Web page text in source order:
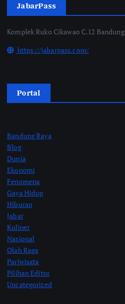
JabarPass
Komplek Ruko Cikawao C.12 Bandung
https://jabarpass.com/
Portal
Bandung Raya
Blog
Dunia
Ekonomi
Fenomena
Gaya Hidup
Hiburan
Jabar
Kuliner
Nasional
Olah Raga
Pariwisata
Pilihan Editor
Uncategorized